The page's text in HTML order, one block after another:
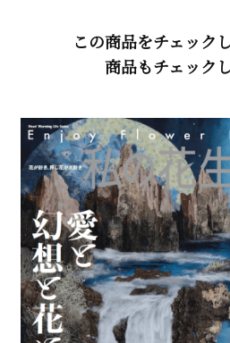
この商品をチェック
商品もチェック